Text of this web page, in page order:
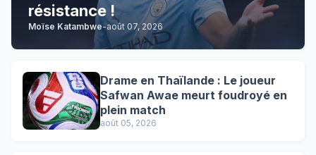
résistance !
Moïse Katambwe-août 07, 2026
Drame en Thaïlande : Le joueur
Safwan Awae meurt foudroyé en
plein match
août 05, 2026